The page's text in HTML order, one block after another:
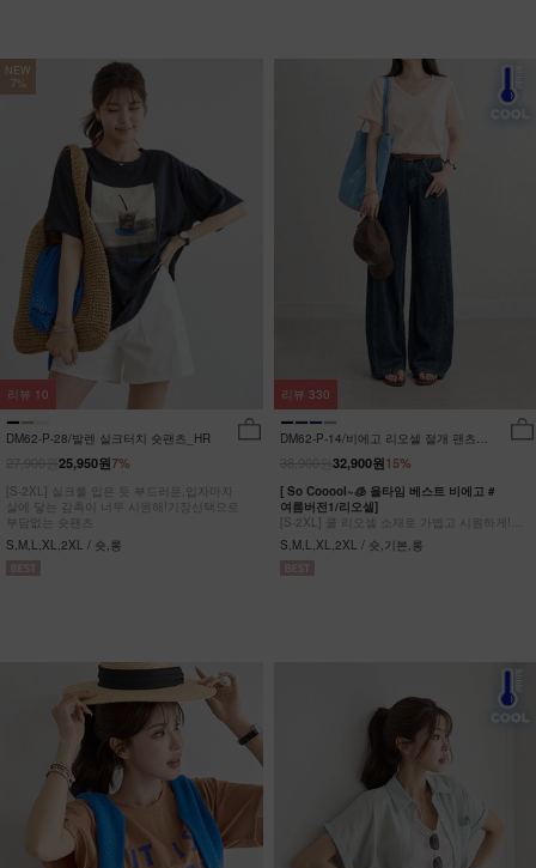
NEW
7%
DM62-P-28/발렌 실크터치 숏팬츠_HR
7%
25,950원
[S-2XL] 실크를 입은 듯 부드러운,입자마자
살에 닿는 감촉이 너무 시원해!기장선택으로
부담없는 숏팬츠
S,M,L,XL,2XL / 숏,롱
리뷰 10
DM62-P-14/비에고 리오셀 절개 팬츠
15%
32,900원
[ So Cooool~🧊 올타임 베스트 비에고 #
여름버전1/리오셀]
[S-2XL] 쿨 리오셀 소재로 가볍고 시원하게!
사이드 절개 쿨링 데님팬츠
S,M,L,XL,2XL / 숏,기본,롱
리뷰 330